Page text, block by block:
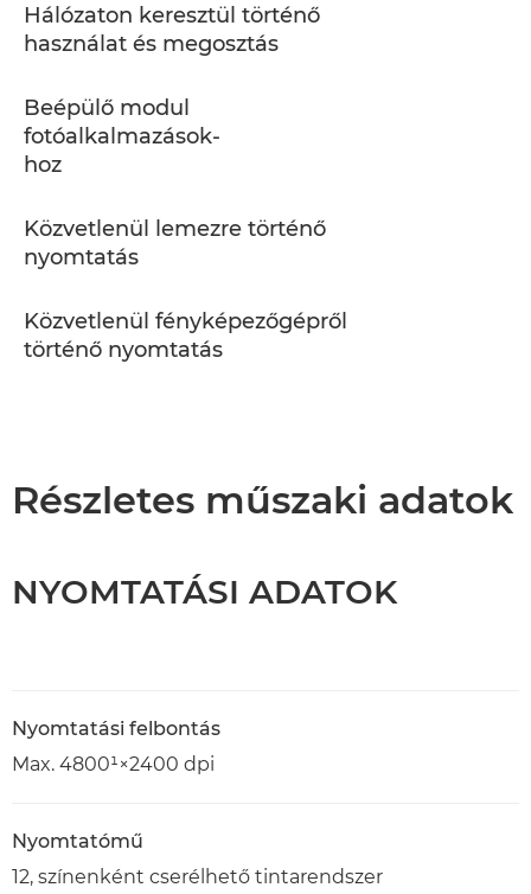
Hálózaton keresztül történő
használat és megosztás
Beépülő modul
fotóalkalmazások-
hoz
Közvetlenül lemezre történő
nyomtatás
Közvetlenül fényképezőgépről
történő nyomtatás
Részletes műszaki adatok
NYOMTATÁSI ADATOK
Nyomtatási felbontás
Max. 4800¹×2400 dpi
Nyomtatómű
12, színenként cserélhető tintarendszer